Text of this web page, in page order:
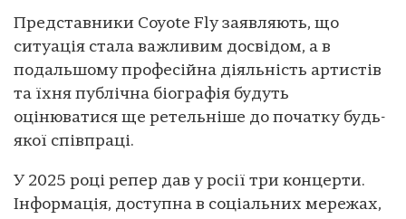
Представники Coyote Fly заявляють, що
ситуація стала важливим досвідом, а в
подальшому професійна діяльність артистів
та їхня публічна біографія будуть
оцінюватися ще ретельніше до початку будь-
якої співпраці.
У 2025 році репер дав у росії три концерти.
Інформація, доступна в соціальних мережах,